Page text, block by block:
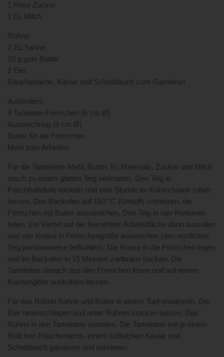
1 Prise Zucker
1 EL Milch
Rührei:
2 EL Sahne
10 g gute Butter
2 Eier
Räucherlachs, Kaviar und Schnittlauch zum Garnieren
Außerdem:
4 Tartelette-Förmchen (6 cm Ø)
Ausstechring (8 cm Ø)
Butter für die Förmchen
Mehl zum Arbeiten
Für die Tartelettes Mehl, Butter, Ei, Meersalz, Zucker und Milch
rasch zu einem glatten Teig verkneten. Den Teig in
Frischhaltefolie wickeln und eine Stunde im Kühlschrank ruhen
lassen. Den Backofen auf 150 °C (Umluft) vorheizen, die
Förmchen mit Butter ausstreichen. Den Teig in vier Portionen
teilen. Ein Viertel auf der bemehlten Arbeitsfläche dünn ausrollen
und vier Kreise in Förmchengröße ausstechen (den restlichen
Teig portionsweise tiefkühlen). Die Kreise in die Förmchen legen
und im Backofen in 15 Minuten zartbraun backen. Die
Tartelettes danach aus den Förmchen lösen und auf einem
Kuchengitter auskühlen lassen.
Für das Rührei Sahne und Butter in einem Topf erwärmen. Die
Eier hineinschlagen und unter Rühren stocken lassen. Das
Rührei in den Tartelettes verteilen. Die Tartelettes mit je einem
Röllchen Räucherlachs, einem Löffelchen Kaviar und
Schnittlauch garnieren und servieren.